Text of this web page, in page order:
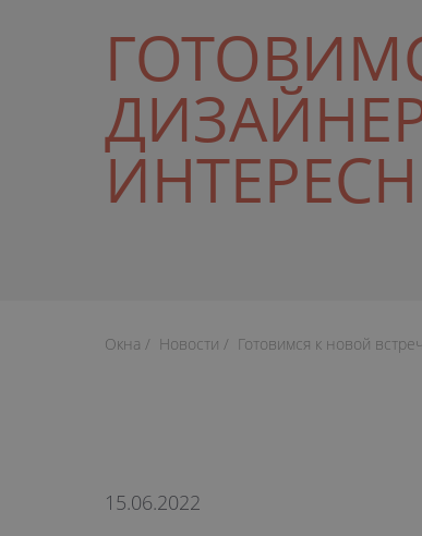
Окна Новости Готовимся к новой
15.06.2022